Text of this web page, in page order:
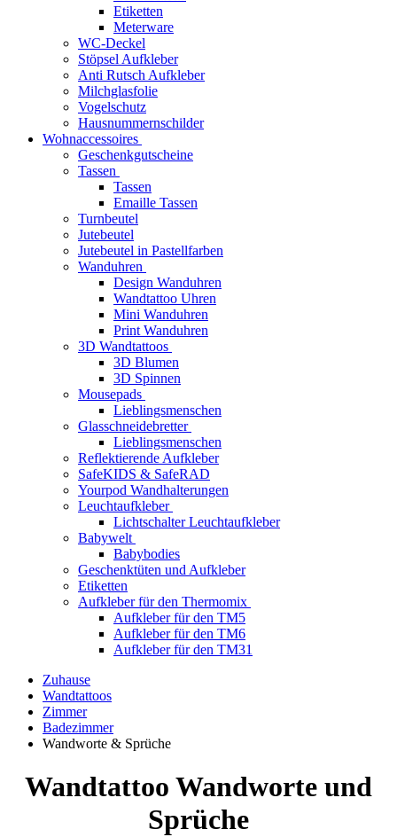
Etiketten
Meterware
WC-Deckel
Stöpsel Aufkleber
Anti Rutsch Aufkleber
Milchglasfolie
Vogelschutz
Hausnummernschilder
Wohnaccessoires
Geschenkgutscheine
Tassen
Tassen
Emaille Tassen
Turnbeutel
Jutebeutel
Jutebeutel in Pastellfarben
Wanduhren
Design Wanduhren
Wandtattoo Uhren
Mini Wanduhren
Print Wanduhren
3D Wandtattoos
3D Blumen
3D Spinnen
Mousepads
Lieblingsmenschen
Glasschneidebretter
Lieblingsmenschen
Reflektierende Aufkleber
SafeKIDS & SafeRAD
Yourpod Wandhalterungen
Leuchtaufkleber
Lichtschalter Leuchtaufkleber
Babywelt
Babybodies
Geschenktüten und Aufkleber
Etiketten
Aufkleber für den Thermomix
Aufkleber für den TM5
Aufkleber für den TM6
Aufkleber für den TM31
Zuhause
Wandtattoos
Zimmer
Badezimmer
Wandworte & Sprüche
Wandtattoo Wandworte und
Sprüche